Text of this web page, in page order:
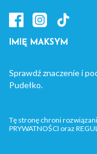
IMIĘ MAKSYM
Sprawdź znaczenie i
Pudełko.
Tę stronę chroni
PRYWATNOŚCI oraz